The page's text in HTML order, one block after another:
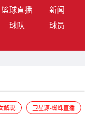
篮球直播
新闻
球队
球员
解说 卫星源-蜘蛛直播